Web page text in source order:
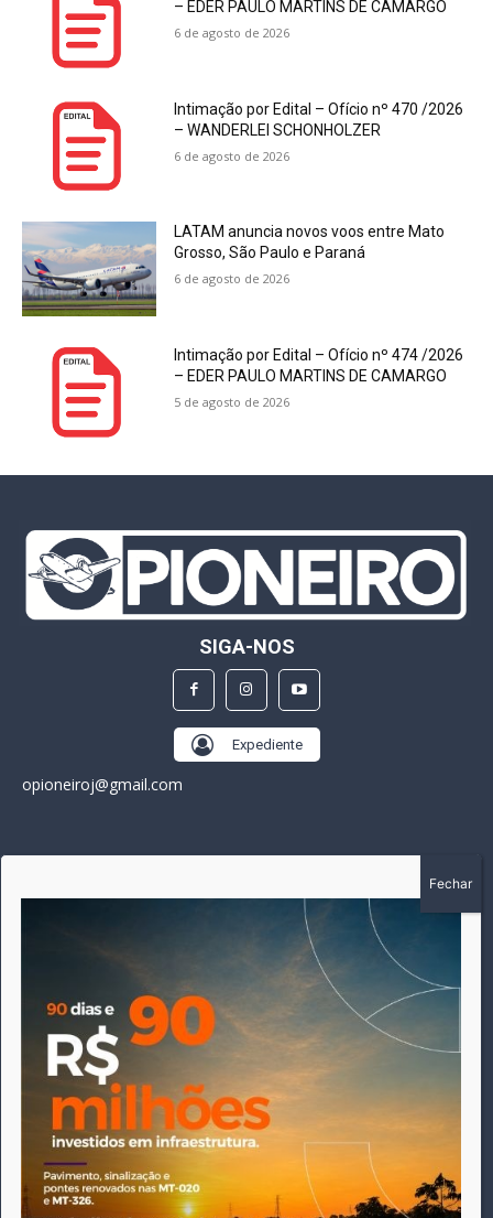
– EDER PAULO MARTINS DE CAMARGO
6 de agosto de 2026
Intimação por Edital – Ofício nº 470 /2026
– WANDERLEI SCHONHOLZER
6 de agosto de 2026
LATAM anuncia novos voos entre Mato
Grosso, São Paulo e Paraná
6 de agosto de 2026
Intimação por Edital – Ofício nº 474 /2026
– EDER PAULO MARTINS DE CAMARGO
5 de agosto de 2026
SIGA-NOS
Expediente
opioneiroj@gmail.com
A história do Pioneiro inicia em fevereiro de 2005 em
Canarana - MT, na época, como um jornal impresso semanal,
que chegou a possuir mil assinantes. Durante 15 anos, foram
publicadas 691 edições que narraram os acontecimentos
políticos, policiais e cotidianos de Canarana e região. Fiel a sua
origem, pautado sempre pela busca incessante da
imparcialidade, faz jus a sua logo, com o característico "avião
da praça" de Canarana, sendo o símbolo do
comprometimento deste veículo de comunicação com o
relato dos fatos neste município. Em 06 de dezembro de 2019
circulou a última edição impressa do jornal, que desde então
tem veiculação exclusivamente online.